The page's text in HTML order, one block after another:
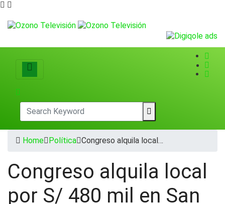
Home Política Congreso alquila local…
Congreso alquila local
por S/ 480 mil en San